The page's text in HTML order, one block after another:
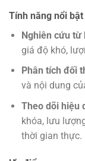
Tính năng nổi
Nghiên cứu từ
giá độ khó,
Phân tích đối
và nội dung
Theo dõi hiệu
khóa, lưu
thời gian thực.